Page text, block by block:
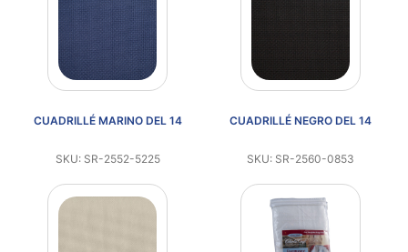
CUADRILLÉ MARINO DEL 14
SKU: SR-2552-5225
CUADRILLÉ NEGRO DEL 14
SKU: SR-2560-0853